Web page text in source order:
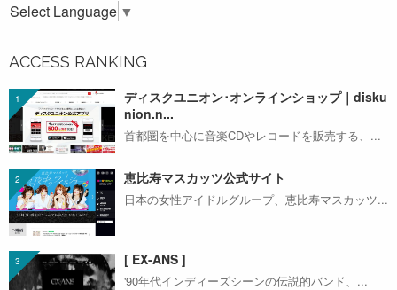
Select Language ▼
ACCESS RANKING
ディスクユニオン･オンラインショップ｜disku
nion.n...
首都圏を中心に音楽CDやレコードを販売する、...
恵比寿マスカッツ公式サイト
日本の女性アイドルグループ、恵比寿マスカッツ...
[ EX-ANS ]
'90年代インディーズシーンの伝説的バンド、...